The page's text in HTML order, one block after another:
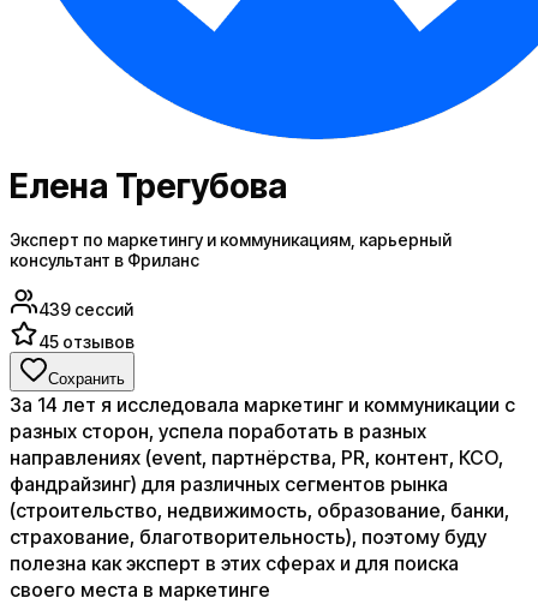
Елена Трегубова
Эксперт по маркетингу и коммуникациям, карьерный
консультант в Фриланс
439 сессий
45 отзывов
Сохранить
За 14 лет я исследовала маркетинг и коммуникации с
разных сторон, успела поработать в разных
направлениях (event, партнёрства, PR, контент, КСО,
фандрайзинг) для различных сегментов рынка
(строительство, недвижимость, образование, банки,
страхование, благотворительность), поэтому буду
полезна как эксперт в этих сферах и для поиска
своего места в маркетинге